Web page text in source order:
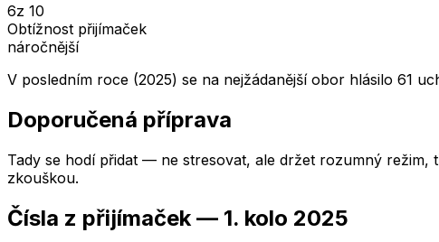
6z 10
Obtížnost přijímaček
náročnější
V posledním roce (2025) se na nejžádanější obor hlásilo 61
Doporučená příprava
Tady se hodí přidat — ne stresovat, ale držet rozumný
zkouškou.
Čísla z přijímaček — 1. kolo 2025